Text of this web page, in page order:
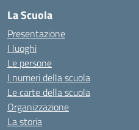
La Scuola
Presentazione
I luoghi
Le persone
I numeri della scuola
Le carte della scuola
Organizzazione
La storia